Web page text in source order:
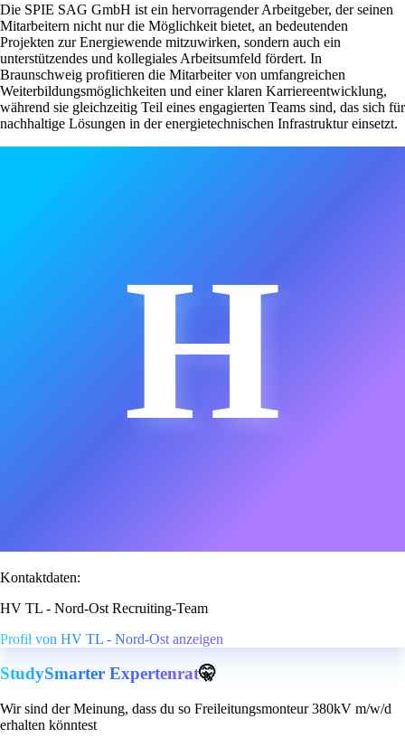
Die SPIE SAG GmbH ist ein hervorragender Arbeitgeber, der seinen
Mitarbeitern nicht nur die Möglichkeit bietet, an bedeutenden
Projekten zur Energiewende mitzuwirken, sondern auch ein
unterstützendes und kollegiales Arbeitsumfeld fördert. In
Braunschweig profitieren die Mitarbeiter von umfangreichen
Weiterbildungsmöglichkeiten und einer klaren Karriereentwicklung,
während sie gleichzeitig Teil eines engagierten Teams sind, das sich für
nachhaltige Lösungen in der energietechnischen Infrastruktur einsetzt.
H
Kontaktdaten:
HV TL - Nord-Ost Recruiting-Team
Profil von HV TL - Nord-Ost anzeigen
StudySmarter Expertenrat🤫
Wir sind der Meinung, dass du so Freileitungsmonteur 380kV m/w/d
erhalten könntest